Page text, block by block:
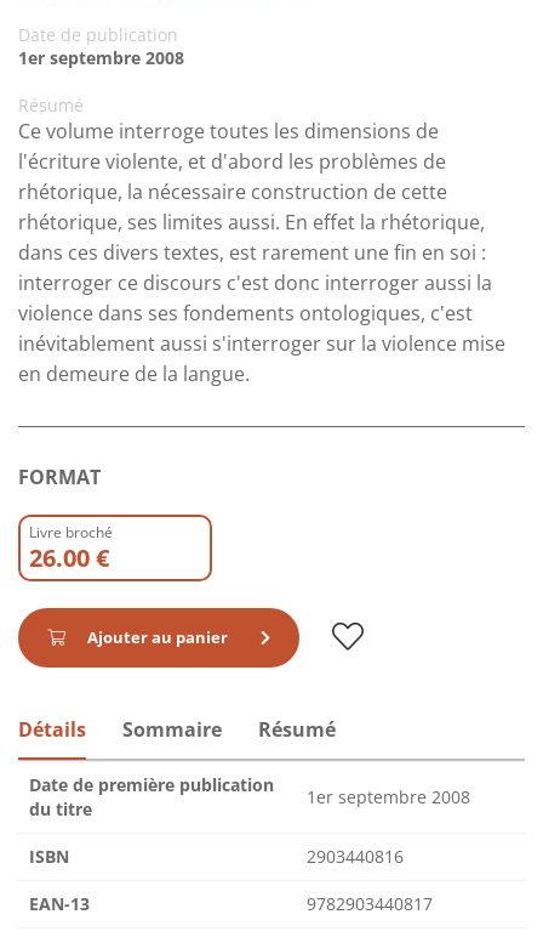
Date de publication
1er septembre 2008
Résumé
Ce volume interroge toutes les dimensions de
l'écriture violente, et d'abord les problèmes de
rhétorique, la nécessaire construction de cette
rhétorique, ses limites aussi. En effet la rhétorique,
dans ces divers textes, est rarement une fin en soi :
interroger ce discours c'est donc interroger aussi la
violence dans ses fondements ontologiques, c'est
inévitablement aussi s'interroger sur la violence mise
en demeure de la langue.
FORMAT
Livre broché
26.00 €
Ajouter au panier
Détails Sommaire Résumé
Date de première publication
du titre
1er septembre 2008
ISBN 2903440816
EAN-13 9782903440817